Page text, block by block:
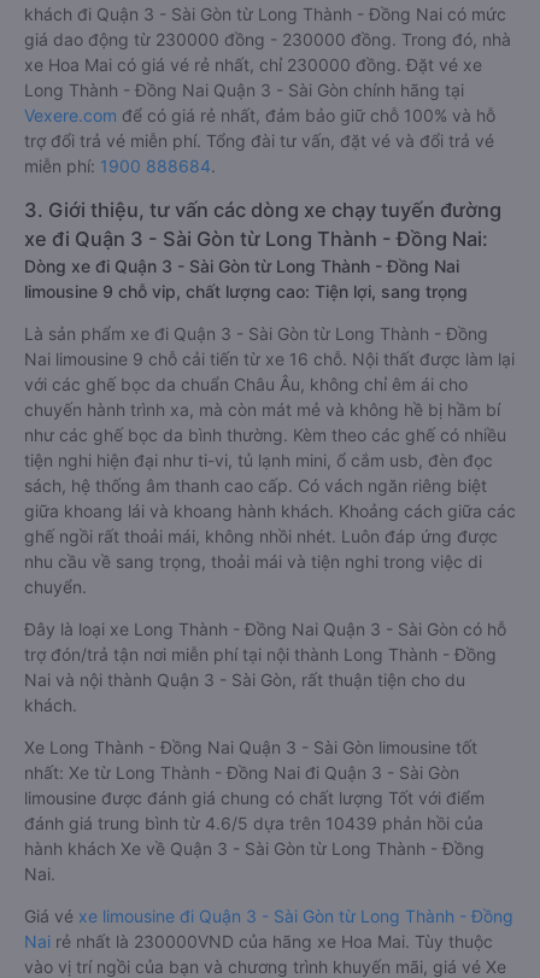
khách đi Quận 3 - Sài Gòn từ Long Thành - Đồng Nai có mức
giá dao động từ 230000 đồng - 230000 đồng. Trong đó, nhà
xe Hoa Mai có giá vé rẻ nhất, chỉ 230000 đồng. Đặt vé xe
Long Thành - Đồng Nai Quận 3 - Sài Gòn chính hãng tại
Vexere.com để có giá rẻ nhất, đảm bảo giữ chỗ 100% và hỗ
trợ đổi trả vé miễn phí. Tổng đài tư vấn, đặt vé và đổi trả vé
miễn phí: 1900 888684.
3. Giới thiệu, tư vấn các dòng xe chạy tuyến đường
xe đi Quận 3 - Sài Gòn từ Long Thành - Đồng Nai:
Dòng xe đi Quận 3 - Sài Gòn từ Long Thành - Đồng Nai
limousine 9 chỗ vip, chất lượng cao: Tiện lợi, sang trọng
Là sản phẩm xe đi Quận 3 - Sài Gòn từ Long Thành - Đồng
Nai limousine 9 chỗ cải tiến từ xe 16 chỗ. Nội thất được làm lại
với các ghế bọc da chuẩn Châu Âu, không chỉ êm ái cho
chuyến hành trình xa, mà còn mát mẻ và không hề bị hầm bí
như các ghế bọc da bình thường. Kèm theo các ghế có nhiều
tiện nghi hiện đại như ti-vi, tủ lạnh mini, ổ cắm usb, đèn đọc
sách, hệ thống âm thanh cao cấp. Có vách ngăn riêng biệt
giữa khoang lái và khoang hành khách. Khoảng cách giữa các
ghế ngồi rất thoải mái, không nhồi nhét. Luôn đáp ứng được
nhu cầu về sang trọng, thoải mái và tiện nghi trong việc di
chuyển.
Đây là loại xe Long Thành - Đồng Nai Quận 3 - Sài Gòn có hỗ
trợ đón/trả tận nơi miễn phí tại nội thành Long Thành - Đồng
Nai và nội thành Quận 3 - Sài Gòn, rất thuận tiện cho du
khách.
Xe Long Thành - Đồng Nai Quận 3 - Sài Gòn limousine tốt
nhất: Xe từ Long Thành - Đồng Nai đi Quận 3 - Sài Gòn
limousine được đánh giá chung có chất lượng Tốt với điểm
đánh giá trung bình từ 4.6/5 dựa trên 10439 phản hồi của
hành khách Xe về Quận 3 - Sài Gòn từ Long Thành - Đồng
Nai.
Giá vé xe limousine đi Quận 3 - Sài Gòn từ Long Thành - Đồng
Nai rẻ nhất là 230000VND của hãng xe Hoa Mai. Tùy thuộc
vào vị trí ngồi của bạn và chương trình khuyến mãi, giá vé Xe